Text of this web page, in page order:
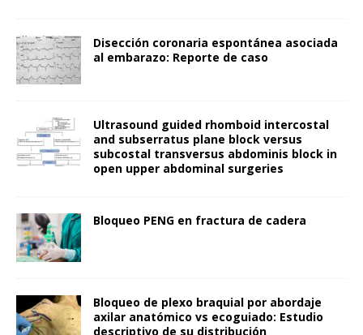
Disección coronaria espontánea asociada
al embarazo: Reporte de caso
Ultrasound guided rhomboid intercostal
and subserratus plane block versus
subcostal transversus abdominis block in
open upper abdominal surgeries
Bloqueo PENG en fractura de cadera
Bloqueo de plexo braquial por abordaje
axilar anatómico vs ecoguiado: Estudio
descriptivo de su distribución